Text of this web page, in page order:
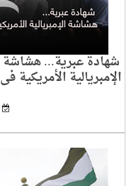
شهادة عبرية... هشاشة
الإمبريالية الأمريكية في